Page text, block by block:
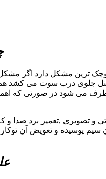
ترین مشکل دارد اگر مشکل
جلوی درب سوت می کشد
می شود در صورتی که اهمیتی
و تصویری ,تعمیر برد صدا و
پوسیده و تعویض آن توکار و